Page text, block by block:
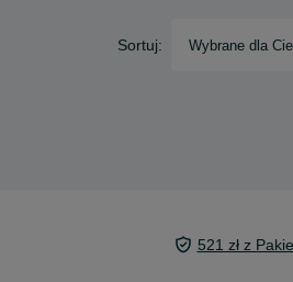
Sortuj: Wybrane dla
521 zł z